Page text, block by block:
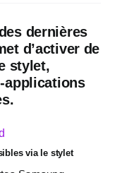
dernières
d’activer de
stylet,
applications
via le stylet